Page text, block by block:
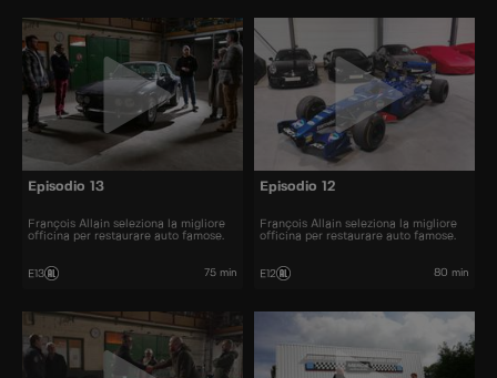
Episodio 13
François Allain seleziona la migliore
officina per restaurare auto famose.
E13 75 min
Episodio 12
François Allain seleziona la migliore
officina per restaurare auto famose.
E12 80 min